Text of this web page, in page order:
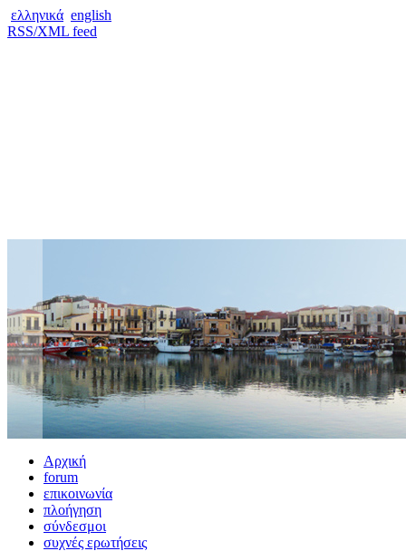
ελληνικά english
RSS/XML feed
Αρχική
forum
επικοινωνία
πλοήγηση
σύνδεσμοι
συχνές ερωτήσεις